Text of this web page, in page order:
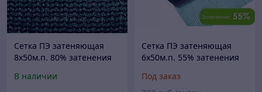
Сетка ПЭ затеняющая
8х50м.п. 80% затенения
В наличии
Сетка ПЭ затеняющая
6х50м.п. 55% затенения
Под заказ